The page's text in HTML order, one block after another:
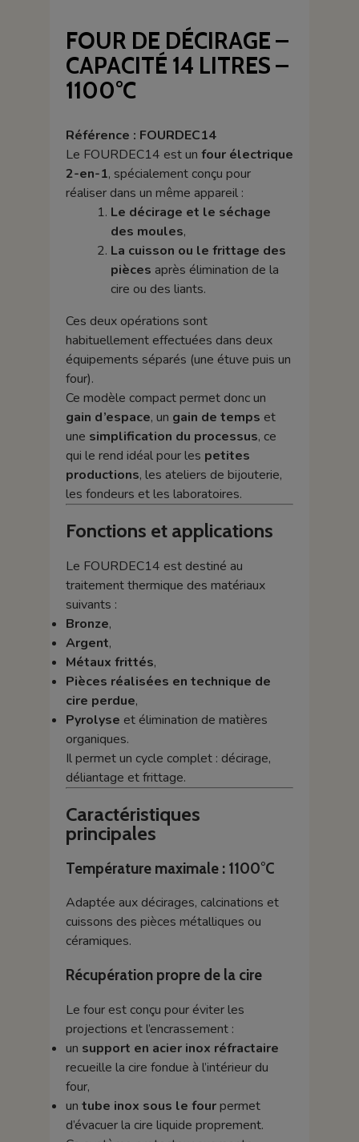
FOUR DE DÉCIRAGE –
CAPACITÉ 14 LITRES –
1100°C
Référence : FOURDEC14
Le FOURDEC14 est un four électrique
2-en-1, spécialement conçu pour
réaliser dans un même appareil :
Le décirage et le séchage
des moules,
La cuisson ou le frittage des
pièces après élimination de la
cire ou des liants.
Ces deux opérations sont
habituellement effectuées dans deux
équipements séparés (une étuve puis un
four).
Ce modèle compact permet donc un
gain d’espace, un gain de temps et
une simplification du processus, ce
qui le rend idéal pour les petites
productions, les ateliers de bijouterie,
les fondeurs et les laboratoires.
Fonctions et applications
Le FOURDEC14 est destiné au
traitement thermique des matériaux
suivants :
Bronze,
Argent,
Métaux frittés,
Pièces réalisées en technique de
cire perdue,
Pyrolyse et élimination de matières
organiques.
Il permet un cycle complet : décirage,
déliantage et frittage.
Caractéristiques
principales
Température maximale : 1100°C
Adaptée aux décirages, calcinations et
cuissons des pièces métalliques ou
céramiques.
Récupération propre de la cire
Le four est conçu pour éviter les
projections et l’encrassement :
un support en acier inox réfractaire
recueille la cire fondue à l’intérieur du
four,
un tube inox sous le fourpermet
d’évacuer la cire liquide proprement.